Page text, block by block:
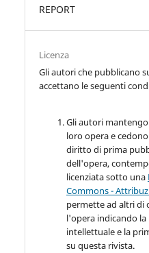
REPORT
Licenza
Gli autori che pubblicano
accettano le seguenti
Gli autori
loro opera e
diritto di prima
dell'opera,
licenziata sotto una
Commons -
permette ad altri di
l'opera indicando
intellettuale e la
su questa rivista.